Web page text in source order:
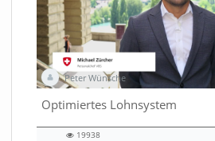
Peter Wünsche
Optimiertes Lohnsystem
00:56 duration
19938